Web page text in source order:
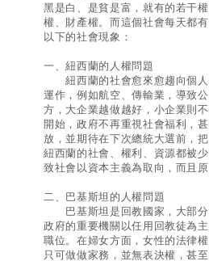
黑是白、是貧是富，就有的若干
權、財產權。而這個社會每天都
以下的社會現象：
一、紐西蘭的人權問題
紐西蘭的社會愈來愈趨向個人
運作，例如航空、傳輸業，導致
方，大企業越做越好，小企業則
開始，政府不再重視社會福利，
放，並期待在下次總統大選前，
紐西蘭的社會、權利、資源都被
致社會以資本主義為取向，而且
二、巴基斯坦的人權問題
巴基斯坦是回教國家，大部分
政府的重要機關以任用回教徒為
職位。在婦女方面，女性的法律
只可做做家務，並無表決權，甚